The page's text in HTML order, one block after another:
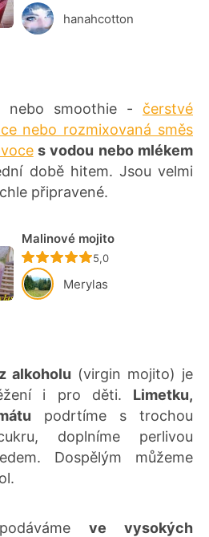
hanahcotton
nebo smoothie - čerstvé
nebo rozmixovaná směs
s vodou nebo mlékem
době hitem. Jsou velmi
připravené.
Malinové mojito
Recept ještě nebyl
5,0
Merylas
alkoholu (virgin mojito) je
i pro děti. Limetku,
podrtíme s trochou
doplníme perlivou
Dospělým můžeme
ve vysokých